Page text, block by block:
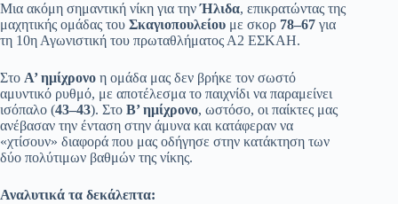
Μια ακόμη σημαντική νίκη για τηνΉλιδα, επικρατώντας της
μαχητικής ομάδας του Σκαγιοπουλείου με σκορ 78–67 για
τη 10η Αγωνιστική του πρωταθλήματος Α2 ΕΣΚΑΗ.
Στο Α’ ημίχρονο η ομάδα μας δεν βρήκε τον σωστό
αμυντικό ρυθμό, με αποτέλεσμα το παιχνίδι να παραμείνει
ισόπαλο (43–43). Στο Β’ ημίχρονο, ωστόσο, οι παίκτες μας
ανέβασαν την ένταση στην άμυνα και κατάφεραν να
«χτίσουν» διαφορά που μας οδήγησε στην κατάκτηση των
δύο πολύτιμων βαθμών της νίκης.
Αναλυτικά τα δεκάλεπτα: